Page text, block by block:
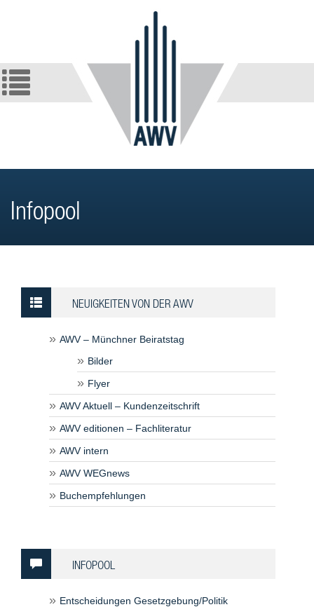
Infopool
NEUIGKEITEN VON DER AWV
AWV – Münchner Beiratstag
Bilder
Flyer
AWV Aktuell – Kundenzeitschrift
AWV editionen – Fachliteratur
AWV intern
AWV WEGnews
Buchempfehlungen
INFOPOOL
Entscheidungen Gesetzgebung/Politik